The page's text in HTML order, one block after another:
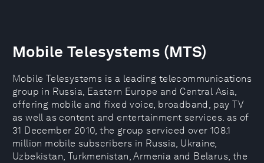
Mobile Telesystems (MTS)
Mobile Telesystems is a leading telecommunications
group in Russia, Eastern Europe and Central Asia,
offering mobile and fixed voice, broadband, pay TV
as well as content and entertainment services. as of
31 December 2010, the group serviced over 108.1
million mobile subscribers in Russia, Ukraine,
Uzbekistan, Turkmenistan, Armenia and Belarus, the